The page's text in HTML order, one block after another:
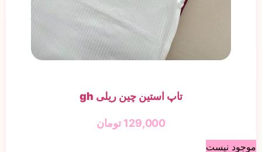
تاپ استین چین ریلی gh
129,000 تومان
موجود نیست